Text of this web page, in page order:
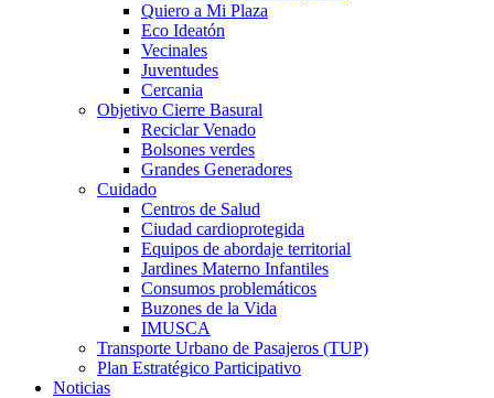
Quiero a Mi Plaza
Eco Ideatón
Vecinales
Juventudes
Cercania
Objetivo Cierre Basural
Reciclar Venado
Bolsones verdes
Grandes Generadores
Cuidado
Centros de Salud
Ciudad cardioprotegida
Equipos de abordaje territorial
Jardines Materno Infantiles
Consumos problemáticos
Buzones de la Vida
IMUSCA
Transporte Urbano de Pasajeros (TUP)
Plan Estratégico Participativo
Noticias